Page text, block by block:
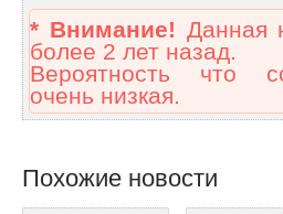
* Внимание! Данная
более 2 лет назад.
Вероятность что
очень низкая.
Похожие новости